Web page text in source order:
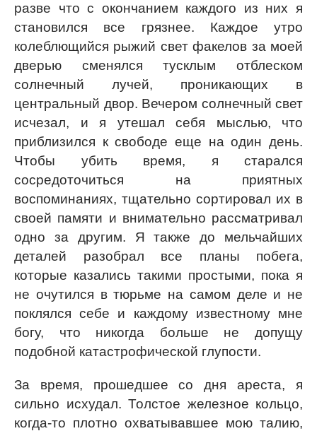
разве что с окончанием каждого из них я
становился все грязнее. Каждое утро
колеблющийся рыжий свет факелов за моей
дверью сменялся тусклым отблеском
солнечный лучей, проникающих в
центральный двор. Вечером солнечный свет
исчезал, и я утешал себя мыслью, что
приблизился к свободе еще на один день.
Чтобы убить время, я старался
сосредоточиться на приятных
воспоминаниях, тщательно сортировал их в
своей памяти и внимательно рассматривал
одно за другим. Я также до мельчайших
деталей разобрал все планы побега,
которые казались такими простыми, пока я
не очутился в тюрьме на самом деле и не
поклялся себе и каждому известному мне
богу, что никогда больше не допущу
подобной катастрофической глупости.
За время, прошедшее со дня ареста, я
сильно исхудал. Толстое железное кольцо,
когда-то плотно охватывавшее мою талию,